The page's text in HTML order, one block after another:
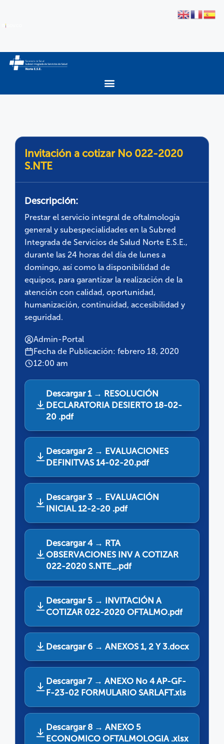
Invitación a cotizar No 022-2020
S.NTE
Descripción:
Prestar el servicio integral de oftalmología
general y subespecialidades en la Subred
Integrada de Servicios de Salud Norte E.S.E.,
durante las 24 horas del día de lunes a
domingo, así como la disponibilidad de
equipos, para garantizar la realización de la
atención con calidad, oportunidad,
humanización, continuidad, accesibilidad y
seguridad.
Admin-Portal
Fecha de Publicación: febrero 18, 2020
12:00 am
Descargar 1 → RESOLUCIÓN
DECLARATORIA DESIERTO 18-02-
20 .pdf
Descargar 2 → EVALUACIONES
DEFINITVAS 14-02-20.pdf
Descargar 3 → EVALUACIÓN
INICIAL 12-2-20 .pdf
Descargar 4 → RTA
OBSERVACIONES INV A COTIZAR
022-2020 S.NTE_.pdf
Descargar 5 → INVITACIÓN A
COTIZAR 022-2020 OFTALMO.pdf
Descargar 6 → ANEXOS 1, 2 Y 3.docx
Descargar 7 → ANEXO No 4 AP-GF-
F-23-02 FORMULARIO SARLAFT.xls
Descargar 8 → ANEXO 5
ECONOMICO OFTALMOLOGIA .xlsx